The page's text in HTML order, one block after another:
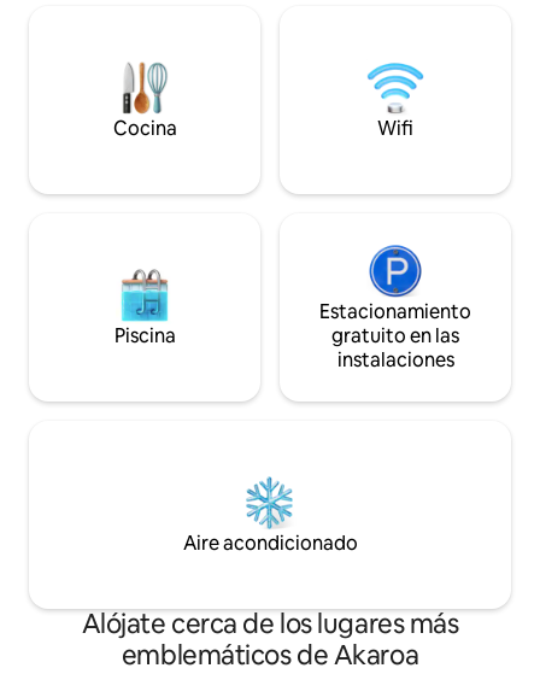
gran terraza o
caliente al aire
pie del
Cocina Wifi
Piscina
Estacionamiento
gratuito en las
instalaciones
Aire acondicionado
Alójate cerca de los lugares más
emblemáticos de Akaroa